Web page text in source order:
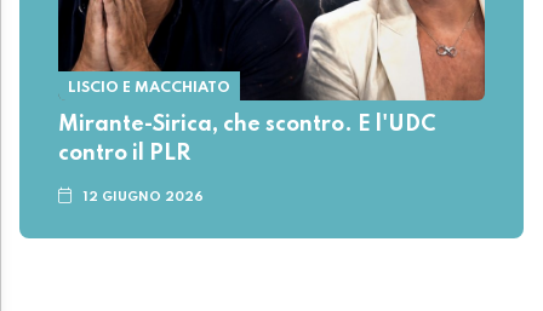
LISCIO E MACCHIATO
Mirante-Sirica, che scontro. E l'UDC
contro il PLR
12 GIUGNO 2026